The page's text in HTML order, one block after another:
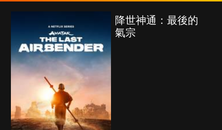
降世神通：最後的
氣宗